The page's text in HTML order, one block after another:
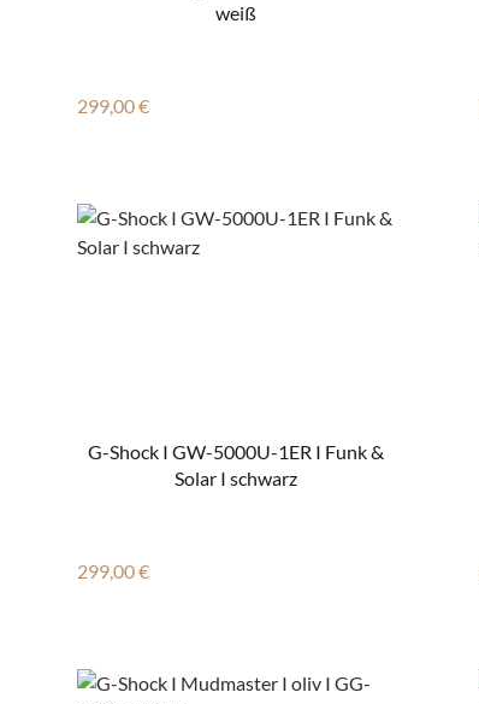
weiß
Regulärer Preis:
299,00 €
G-Shock I GW-5000U-1ER I Funk &
Solar I schwarz
Regulärer Preis:
299,00 €